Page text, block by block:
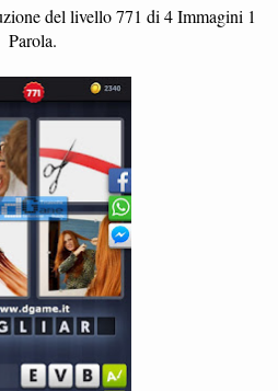
del livello 771 di 4 Immagini 1
Parola.